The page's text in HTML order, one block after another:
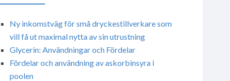
Ny inkomstväg för små dryckestillverkare som
vill få ut maximal nytta av sin utrustning
Glycerin: Användningar och Fördelar
Fördelar och användning av askorbinsyra i
poolen